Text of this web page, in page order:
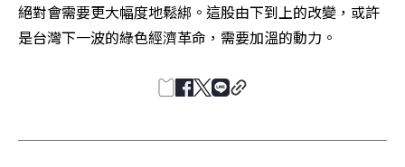
絕對會需要更大幅度地鬆綁。這股由下到上的改變，或許
是台灣下一波的綠色經濟革命，需要加溫的動力。